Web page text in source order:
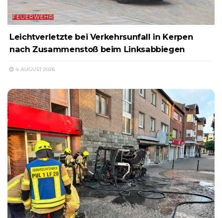
FEUERWEHR
Leichtverletzte bei Verkehrsunfall in Kerpen
nach Zusammenstoß beim Linksabbiegen
4. AUGUST 2026